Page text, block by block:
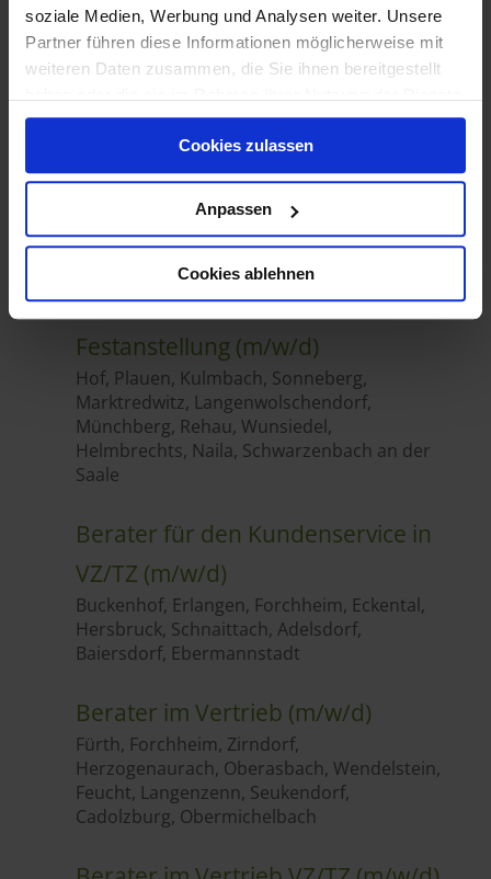
soziale Medien, Werbung und Analysen weiter. Unsere
Partner führen diese Informationen möglicherweise mit
weiteren Daten zusammen, die Sie ihnen bereitgestellt
gesammelt haben.
Cookies zulassen
Anpassen
Cookies ablehnen